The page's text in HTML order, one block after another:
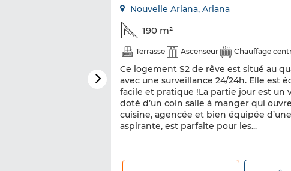
Nouvelle Ariana, Ariana
190 m²
Terrasse Ascenseur Chauffage
Ce logement S2 de rêve est situé au
avec une surveillance 24/24h. Elle est
facile et pratique !La partie jour est un
doté d’un coin salle à manger qui
cuisine, agencée et bien équipée
aspirante, est parfaite pour les...